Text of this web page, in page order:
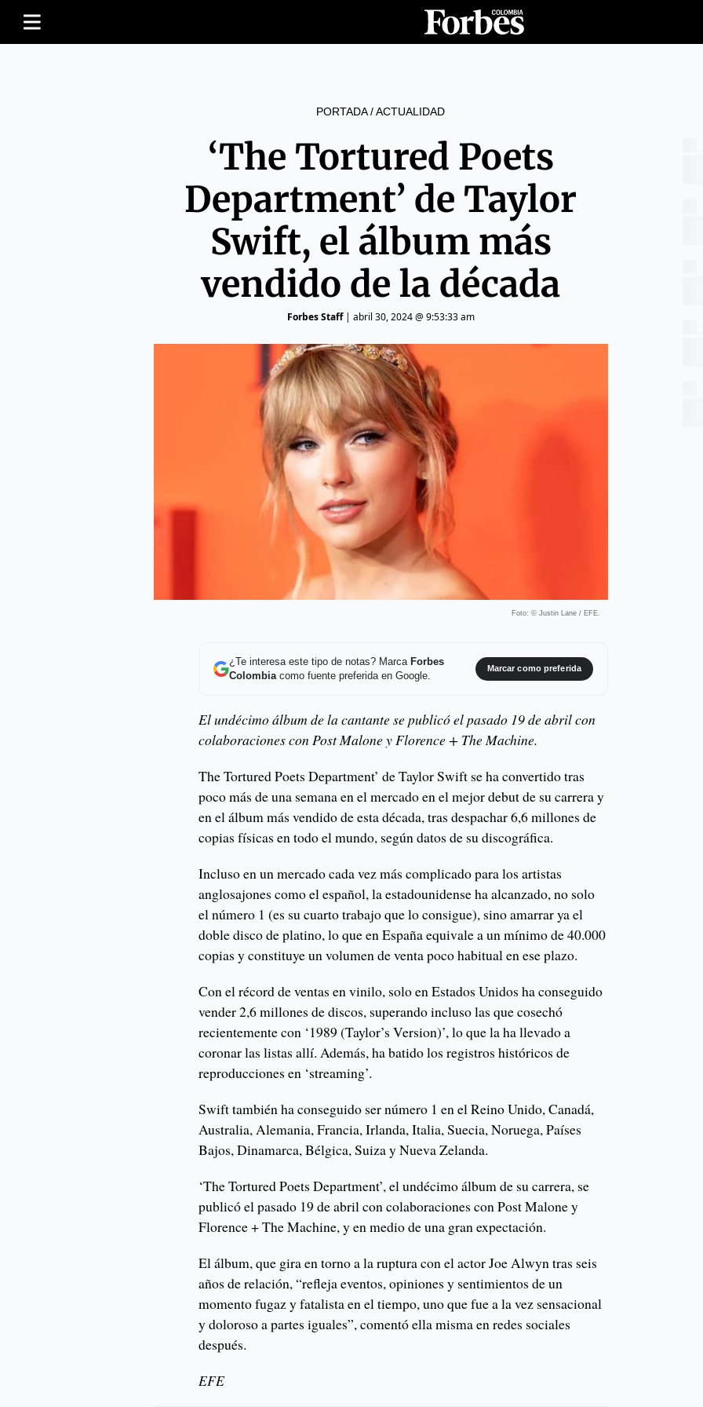
PORTADA/ACTUALIDAD
‘The Tortured Poets
Department’ de Taylor
Swift, el álbum más
vendido de la década
Forbes Staff| abril 30, 2024 @ 9:53:33 am
Foto: © Justin Lane / EFE.
¿Te interesa este tipo de notas? Marca Forbes
Colombiacomo fuente preferida en Google.
Marcar como preferida
El undécimo álbum de la cantante se publicó el pasado 19 de abril con
colaboraciones con Post Malone y Florence + The Machine.
The Tortured Poets Department’ de Taylor Swift se ha convertido tras
poco más de una semana en el mercado en el mejor debut de su carrera y
en el álbum más vendido de esta década, tras despachar 6,6 millones de
copias físicas en todo el mundo, según datos de su discográfica.
Incluso en un mercado cada vez más complicado para los artistas
anglosajones como el español, la estadounidense ha alcanzado, no solo
el número 1 (es su cuarto trabajo que lo consigue), sino amarrar ya el
doble disco de platino, lo que en España equivale a un mínimo de 40.000
copias y constituye un volumen de venta poco habitual en ese plazo.
Con el récord de ventas en vinilo, solo en Estados Unidos ha conseguido
vender 2,6 millones de discos, superando incluso las que cosechó
recientemente con ‘1989 (Taylor’s Version)’, lo que la ha llevado a
coronar las listas allí. Además, ha batido los registros históricos de
reproducciones en ‘streaming’.
Swift también ha conseguido ser número 1 en el Reino Unido, Canadá,
Australia, Alemania, Francia, Irlanda, Italia, Suecia, Noruega, Países
Bajos, Dinamarca, Bélgica, Suiza y Nueva Zelanda.
‘The Tortured Poets Department’, el undécimo álbum de su carrera, se
publicó el pasado 19 de abril con colaboraciones con Post Malone y
Florence + The Machine, y en medio de una gran expectación.
El álbum, que gira en torno a la ruptura con el actor Joe Alwyn tras seis
años de relación, “refleja eventos, opiniones y sentimientos de un
momento fugaz y fatalista en el tiempo, uno que fue a la vez sensacional
y doloroso a partes iguales”, comentó ella misma en redes sociales
después.
EFE